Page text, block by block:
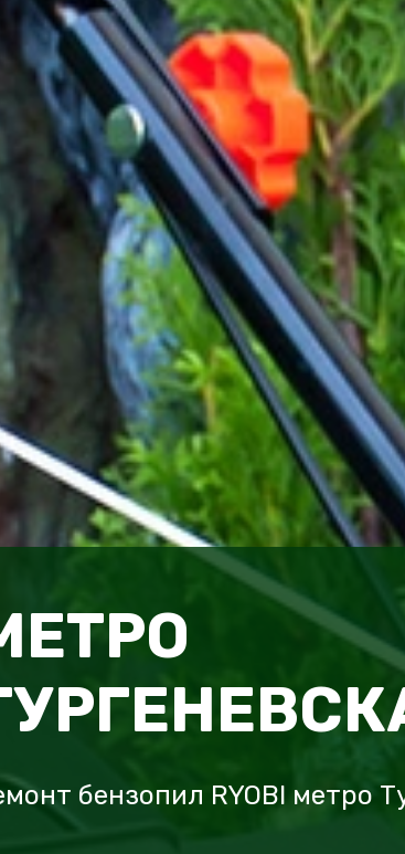
бензопил RYOBI метро